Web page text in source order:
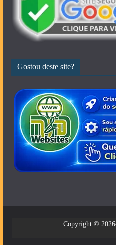
Gostou deste site?
Copyright ©